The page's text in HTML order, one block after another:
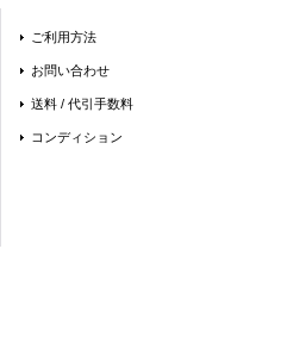
ご利用方法
お問い合わせ
送料 / 代引手数料
コンディション